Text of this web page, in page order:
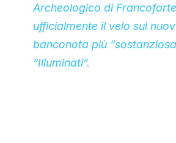
Archeologico di
ufficialmente il velo sul
banconota più
“Illuminati”.